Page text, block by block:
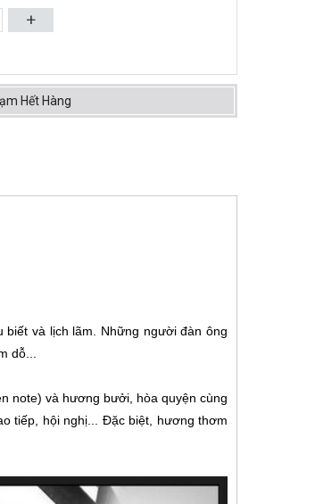
+
Hết Hàng
2.420.000đ
và lịch lãm. Những người đàn ông
dỗ...
note) và hương bưởi, hòa quyện cùng
tiếp, hội nghị... Đặc biệt, hương thơm